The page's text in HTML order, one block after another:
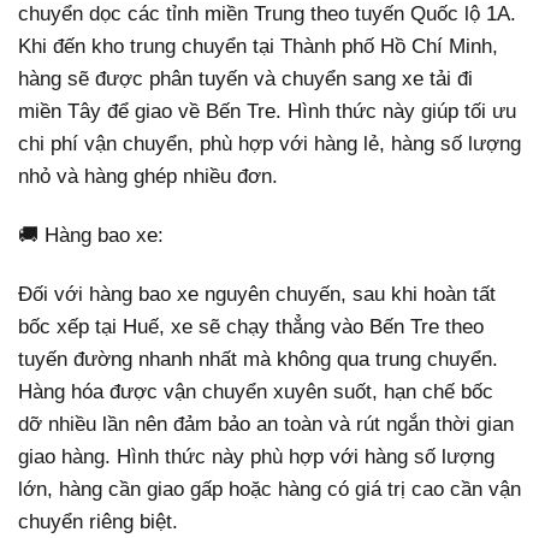
chuyển dọc các tỉnh miền Trung theo tuyến Quốc lộ 1A.
Khi đến kho trung chuyển tại Thành phố Hồ Chí Minh,
hàng sẽ được phân tuyến và chuyển sang xe tải đi
miền Tây để giao về Bến Tre. Hình thức này giúp tối ưu
chi phí vận chuyển, phù hợp với hàng lẻ, hàng số lượng
nhỏ và hàng ghép nhiều đơn.
🚚 Hàng bao xe:
Đối với hàng bao xe nguyên chuyến, sau khi hoàn tất
bốc xếp tại Huế, xe sẽ chạy thẳng vào Bến Tre theo
tuyến đường nhanh nhất mà không qua trung chuyển.
Hàng hóa được vận chuyển xuyên suốt, hạn chế bốc
dỡ nhiều lần nên đảm bảo an toàn và rút ngắn thời gian
giao hàng. Hình thức này phù hợp với hàng số lượng
lớn, hàng cần giao gấp hoặc hàng có giá trị cao cần vận
chuyển riêng biệt.